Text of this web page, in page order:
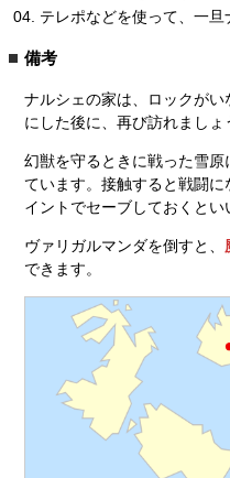
テレポなどを使って、一旦
備考
ナルシェの家は、ロックが
にした後に、再び訪れましょ
幻獣を守るときに戦った雪
ています。接触すると戦闘
イントでセーブしておくとい
ヴァリガルマンダを倒すと、
できます。